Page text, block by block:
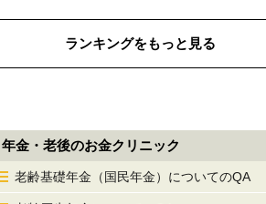
ランキングをもっと見る
年金・老後のお金クリニック
老齢基礎年金（国民年金）についてのQA